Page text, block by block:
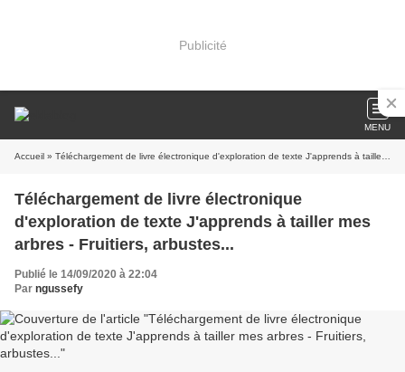
Publicité
MENU
Accueil » Téléchargement de livre électronique d'exploration de texte J'apprends à tailler mes arbres - Fruitiers, arbustes...
Téléchargement de livre électronique
d'exploration de texte J'apprends à tailler mes
arbres - Fruitiers, arbustes...
Publié le 14/09/2020 à 22:04
Par ngussefy